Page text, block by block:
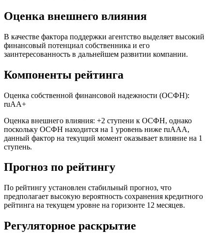
Оценка внешнего влияния
В качестве фактора поддержки агентство выделяет высокий
финансовый потенциал собственника и его
заинтересованность в дальнейшем развитии компании.
Компоненты рейтинга
Оценка собственной финансовой надежности (ОСФН):
ruАA+
Оценка внешнего влияния: +2 ступени к ОСФН, однако
поскольку ОСФН находится на 1 уровень ниже ruAAA,
данный фактор на текущий момент оказывает влияние на 1
ступень.
Прогноз по рейтингу
По рейтингу установлен стабильный прогноз, что
предполагает высокую вероятность сохранения кредитного
рейтинга на текущем уровне на горизонте 12 месяцев.
Регуляторное раскрытие